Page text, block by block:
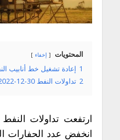
المحتويات إخفاء
1 إعادة تشغيل خط أنابيب
2 تداولات النفط 30-12-2022
انخفض عدد الحفارات